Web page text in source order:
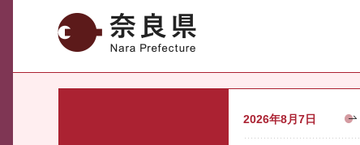
奈良県
2026年8月7日